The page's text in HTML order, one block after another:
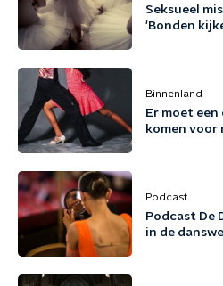
Seksueel
'Bonden
Binnenland
Er moet
komen voor
Podcast
Podcast De
in de